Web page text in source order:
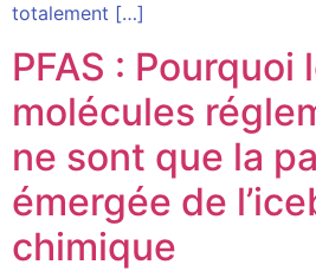
totalement […]
PFAS : Pourquoi
molécules
ne sont que la
émergée de
chimique